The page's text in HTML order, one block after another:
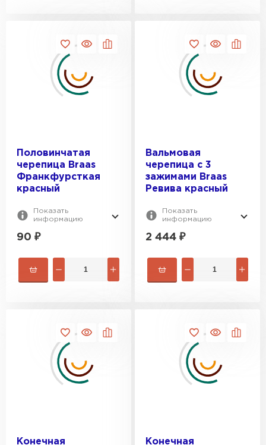
Половинчатая
черепица Braas
Франкфурсткая
красный
Показать
информацию
90 ₽
Вальмовая
черепица с 3
зажимами Braas
Ревива красный
Показать
информацию
2 444 ₽
Конечная Конечная